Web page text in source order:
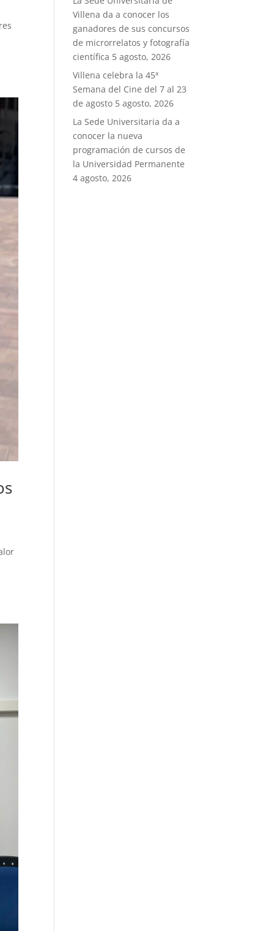
Villena da a conocer los
ganadores de sus concursos
de microrrelatos y fotografía
científica 5 agosto, 2026
Villena celebra la 45ª
Semana del Cine del 7 al 23
de agosto 5 agosto, 2026
La Sede Universitaria da a
conocer la nueva
programación de cursos de
la Universidad Permanente
4 agosto, 2026